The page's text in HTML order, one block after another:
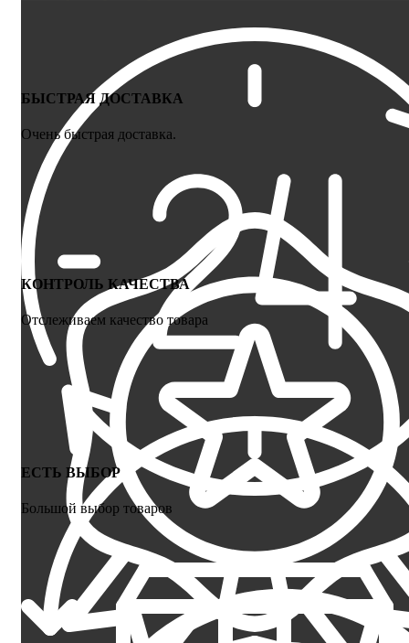
БЫСТРАЯ ДОСТАВКА
Очень быстрая доставка.
КОНТРОЛЬ КАЧЕСТВА
Отслеживаем качество товара
ЕСТЬ ВЫБОР
Большой выбор товаров